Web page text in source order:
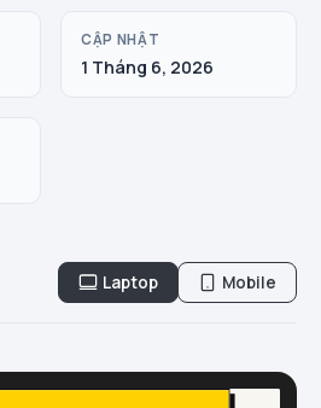
CẬP NHẬT
1 Tháng 6, 2026
Laptop Mobile